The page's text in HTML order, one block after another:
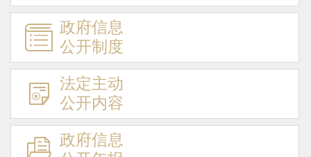
政府信息
公开制度
法定主动
公开内容
政府信息